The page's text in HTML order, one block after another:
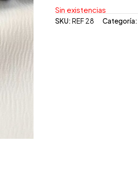
Sin existencias
SKU: REF 28 Categoría: